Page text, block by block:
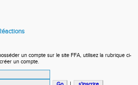
un compte sur le site FFA, utilisez la rubrique ci-
un compte.